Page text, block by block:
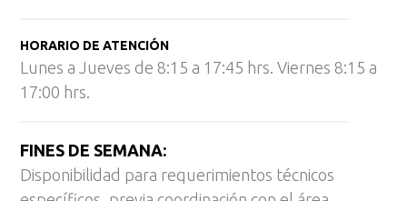
HORARIO DE ATENCIÓN
Lunes a Jueves de 8:15 a 17:45 hrs. Viernes 8:15 a
17:00 hrs.
FINES DE SEMANA:
Disponibilidad para requerimientos técnicos